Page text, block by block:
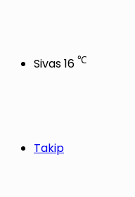
Sivas16 ℃
Takip